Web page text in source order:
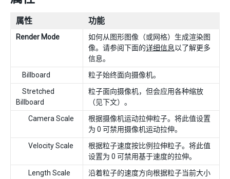
属性 功能
Render Mode
如何从图形图像（或网格）生成渲染图
像。请参阅下面的详细信息以了解更多
信息。
Billboard
粒子始终面向摄像机。
Stretched
Billboard
粒子面向摄像机，但会应用各种缩放
（见下文）。
Camera Scale
根据摄像机运动拉伸粒子。将此值设置
为 0 可禁用摄像机运动拉伸。
Velocity Scale
根据粒子速度按比例拉伸粒子。将此值
设置为 0 可禁用基于速度的拉伸。
Length Scale
沿着粒子的速度方向根据粒子当前大小